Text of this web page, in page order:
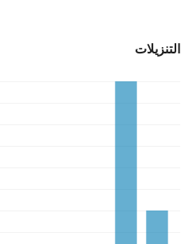
التنزيلات